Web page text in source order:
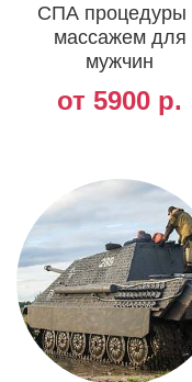
СПА процедуры
массажем для
мужчин
от 5900 р.